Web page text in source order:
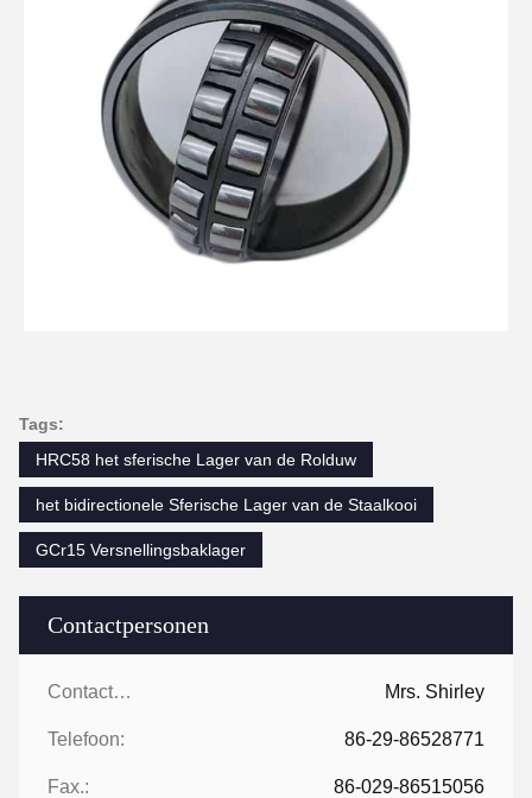
Contactpersonen
Contactpersonen: Mrs. Shirley
Telefoon: 86-29-86528771
Fax.: 86-029-86515056
Tags:
HRC58 het sferische Lager van de Rolduw
het bidirectionele Sferische Lager van de Staalkooi
GCr15 Versnellingsbaklager